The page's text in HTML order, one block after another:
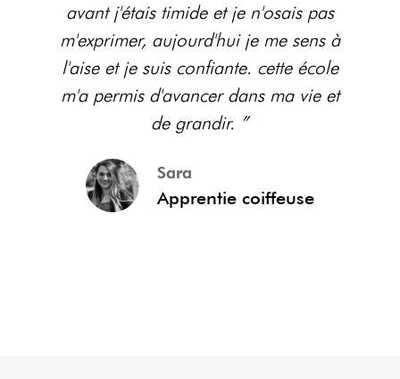
avant j'étais timide et je n'osais pas
m'exprimer, aujourd'hui je me sens à
l'aise et je suis confiante. cette école
m'a permis d'avancer dans ma vie et
de grandir. ”
Sara
Apprentie coiffeuse